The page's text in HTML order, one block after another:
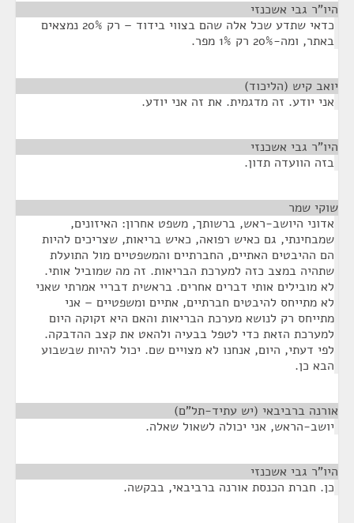
היו"ר גבי אשכנזי
כדאי שתדע שכל אלה שהם בצווי בידוד – רק 20% נמצאים
באתר, ומה-20% רק 1% מפר.
יואב קיש (הליכוד)
אני יודע. זה מדגמית. את זה אני יודע.
היו"ר גבי אשכנזי
בזה הוועדה תדון.
שוקי שמר
אדוני היושב-ראש, ברשותך, משפט אחרון: האיזונים,
שמבחינתי, גם כאיש רפואה, כאיש בריאות, שצריכים להיות
הם ההיבטים האתיים, החברתיים והמשפטיים מול התועלת
שתהיה במצב כזה למערכת הבריאות. זה מה שמוביל אותי.
לא מובילים אותי דברים אחרים. בראשית דבריי אמרתי שאני
לא מתייחס להיבטים חברתיים, אתיים ומשפטיים – אני
מתייחס רק לנושא מערכת הבריאות והאם היא זקוקה היום
למערכת הזאת כדי לטפל בבעיה ולהאט את קצב ההדבקה.
לפי דעתי, היום, אנחנו לא מצויים שם. יכול להיות שבשבוע
הבא כן.
אורנה ברביבאי (יש עתיד-תל"ם)
יושב-הראש, אני יכולה לשאול שאלה.
היו"ר גבי אשכנזי
כן. חברת הכנסת אורנה ברביבאי, בבקשה.